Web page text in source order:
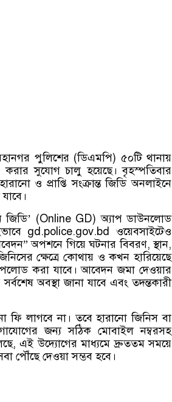
পুলিশের (ডিএমপি) ৫০টি থানায়
করার সুযোগ চালু হয়েছে। বৃহস্পতিবার
ও প্রাপ্তি সংক্রান্ত জিডি অনলাইনে
জিডি’ (Online GD) অ্যাপ ডাউনলোড
gd.police.gov.bd ওয়েবসাইটেও
অপশনে গিয়ে ঘটনার বিবরণ, স্থান,
ক্ষেত্রে কোথায় ও কখন হারিয়েছে
করা যাবে। আবেদন জমা দেওয়ার
অবস্থা জানা যাবে এবং তদন্তকারী
লাগবে না। তবে হারানো জিনিস বা
জন্য সঠিক মোবাইল নম্বরসহ
এই উদ্যোগের মাধ্যমে দ্রুততম সময়ে
পৌঁছে দেওয়া সম্ভব হবে।